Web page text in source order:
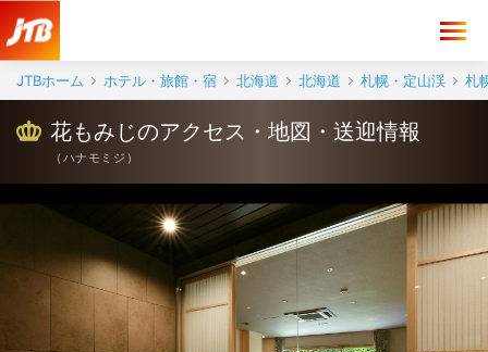
JTBホーム ホテル・旅館・宿 北海道 北海道 札幌・定山渓 札
花もみじのアクセス・地図・送迎情報
（ ハナモミジ ）